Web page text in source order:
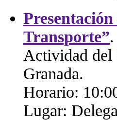
Transporte”.
Actividad del
Granada.
Horario:
Lugar: